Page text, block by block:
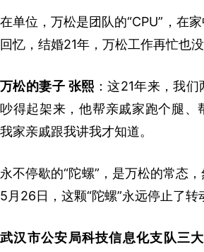
在单位，万松是团队的“CPU”，在
回忆，结婚21年，万松工作再忙也没
万松的妻子 张熙 ：这21年来，我
吵得起架来，他帮亲戚家跑个腿、
我家亲戚跟我讲我才知道。
永不停歇的“陀螺”，是万松的常态
5月26日，这颗“陀螺”永远停止了转
武汉市公安局科技信息化支队三